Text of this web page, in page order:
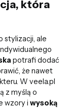
która
stylizacji, ale
potrafi dodać
że nawet
W veela.pl
z myślą o
wzory i wysoką